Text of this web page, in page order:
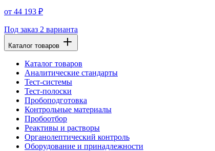
от 44 193 ₽
Под заказ 2 варианта
Каталог товаров
Каталог товаров
Аналитические стандарты
Тест-системы
Тест-полоски
Пробоподготовка
Контрольные материалы
Пробоотбор
Реактивы и растворы
Органолептический контроль
Оборудование и принадлежности